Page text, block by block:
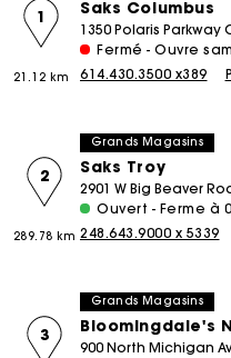
Saks Columbus
1
21.12 km
1350 Polaris Parkway
Fermé - Ouvre
614.430.3500 x389
Grands Magasins
Saks Troy
2
289.78 km
2901 W Big Beaver
Ouvert - Ferme à
248.643.9000 x 5339
Grands Magasins
Bloomingdale's
3
900 North Michigan